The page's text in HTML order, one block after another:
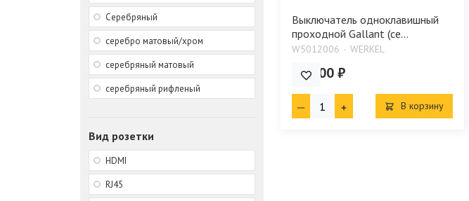
Серебряный
серебро матовый/хром
серебряный матовый
серебряный рифленый
Вид розетки
HDMI
RJ45
Выключатель одноклавишный
проходной Gallant (се...
W5012006 WERKEL
499.00 ₽
В корзину